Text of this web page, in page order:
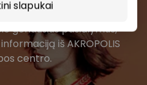
slapukai
geriausius pasiūlymus,
iš AKROPOLIS
centro.